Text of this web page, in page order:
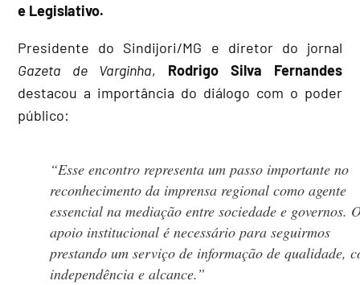
e Legislativo.
Presidente do Sindijori/MG e diretor do jornal
Gazeta de Varginha, Rodrigo Silva Fernandes
destacou a importância do diálogo com o poder
público:
“Esse encontro representa um passo importante no
reconhecimento da imprensa regional como agente
essencial na mediação entre sociedade e governos.
apoio institucional é necessário para seguirmos
prestando um serviço de informação de qualidade,
independência e alcance.”